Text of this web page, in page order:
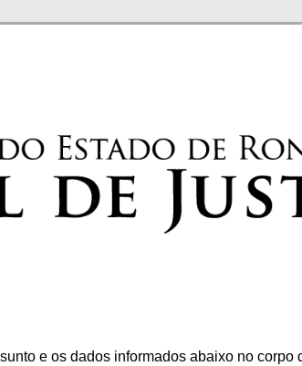
e os dados informados abaixo no corpo